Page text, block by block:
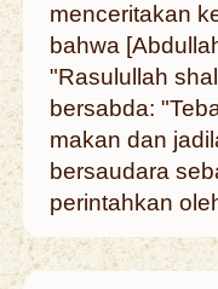
menceritakan
bahwa
"Rasulullah
bersabda:
makan dan
bersaudara
perintahkan